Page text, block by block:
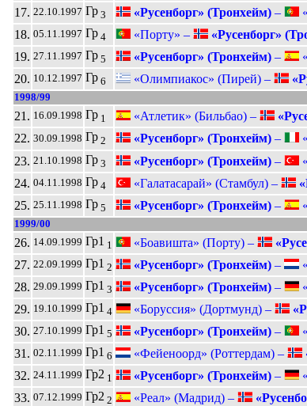
17. 22.10.1997 Гр 3 «Русенборг» (Тронхейм) –
18. 05.11.1997 Гр 4 «Порту» – «Русенборг»
19. 27.11.1997 Гр 5 «Русенборг» (Тронхейм) –
20. 10.12.1997 Гр 6 «Олимпиакос» (Пирей) –
1998/99
21. 16.09.1998 Гр 1 «Атлетик» (Бильбао) –
22. 30.09.1998 Гр 2 «Русенборг» (Тронхейм) –
23. 21.10.1998 Гр 3 «Русенборг» (Тронхейм) –
24. 04.11.1998 Гр 4 «Галатасарай» (Стамбул) –
25. 25.11.1998 Гр 5 «Русенборг» (Тронхейм) –
1999/00
26. 14.09.1999 Гр1 1 «Боавишта» (Порту) –
27. 22.09.1999 Гр1 2 «Русенборг» (Тронхейм) –
28. 29.09.1999 Гр1 3 «Русенборг» (Тронхейм) –
29. 19.10.1999 Гр1 4 «Боруссия» (Дортмунд) –
30. 27.10.1999 Гр1 5 «Русенборг» (Тронхейм) –
31. 02.11.1999 Гр1 6 «Фейеноорд» (Роттердам) –
32. 24.11.1999 Гр2 1 «Русенборг» (Тронхейм) –
33. 07.12.1999 Гр2 2 «Реал» (Мадрид) –